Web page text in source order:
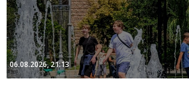
06.08.2026, 21:13